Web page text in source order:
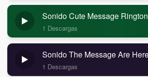
Sonido Cute Message
1 Descargas
Sonido The Message Are
1 Descargas